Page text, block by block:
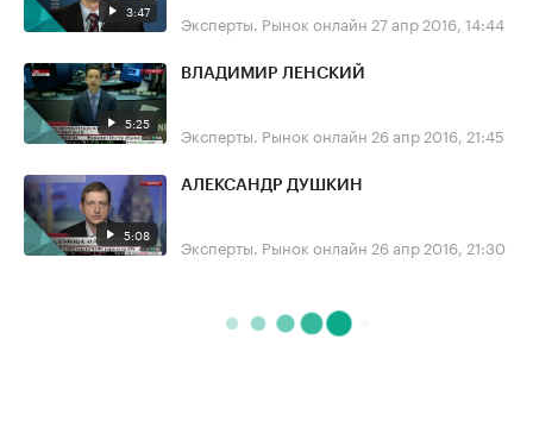
3:47 Эксперты. Рынок онлайн 27 апр 2016, 14:44
5:25
ВЛАДИМИР ЛЕНСКИЙ
Эксперты. Рынок онлайн 26 апр 2016, 21:45
5:08
АЛЕКСАНДР ДУШКИН
Эксперты. Рынок онлайн 26 апр 2016, 21:30